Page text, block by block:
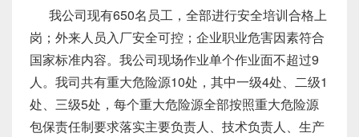
我公司现有650名员工，全部进行安全培训合格上
岗；外来人员入厂安全可控；企业职业危害因素符合
国家标准内容。我公司现场作业单个作业面不超过9
人。我司共有重大危险源10处，其中一级4处、二级1
处、三级5处，每个重大危险源全部按照重大危险源
包保责任制要求落实主要负责人、技术负责人、生产